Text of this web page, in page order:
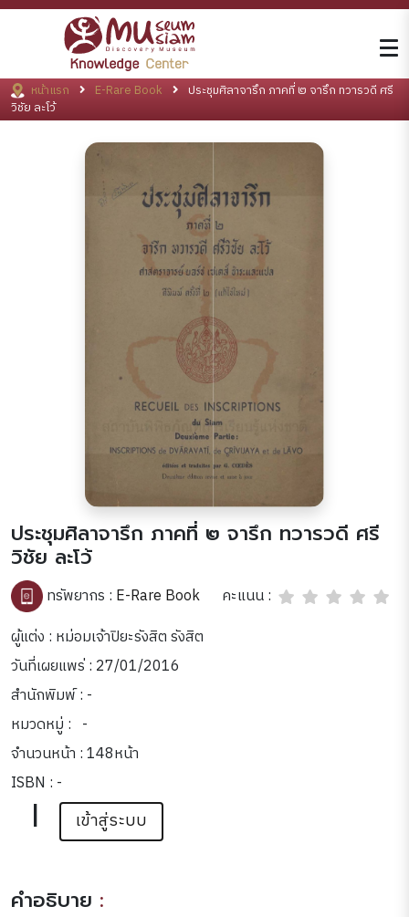
หน้าแรก E-Rare Book
ประชุมศิลาจารึก ภาคที่ ๒ จารึก ทวารวดี ศรี
วิชัย ละโว้
ประชุมศิลาจารึก ภาคที่ ๒ จารึก ทวารวดี ศรี
วิชัย ละโว้
ทรัพยากร : E-Rare Book
คะแนน :
ผู้แต่ง : หม่อมเจ้าปิยะรังสิต รังสิต
วันที่เผยแพร่ : 27/01/2016
สำนักพิมพ์ : -
หมวดหมู่ : -
จำนวนหน้า : 148หน้า
ISBN : -
| เข้าสู่ระบบ
คำอธิบาย :